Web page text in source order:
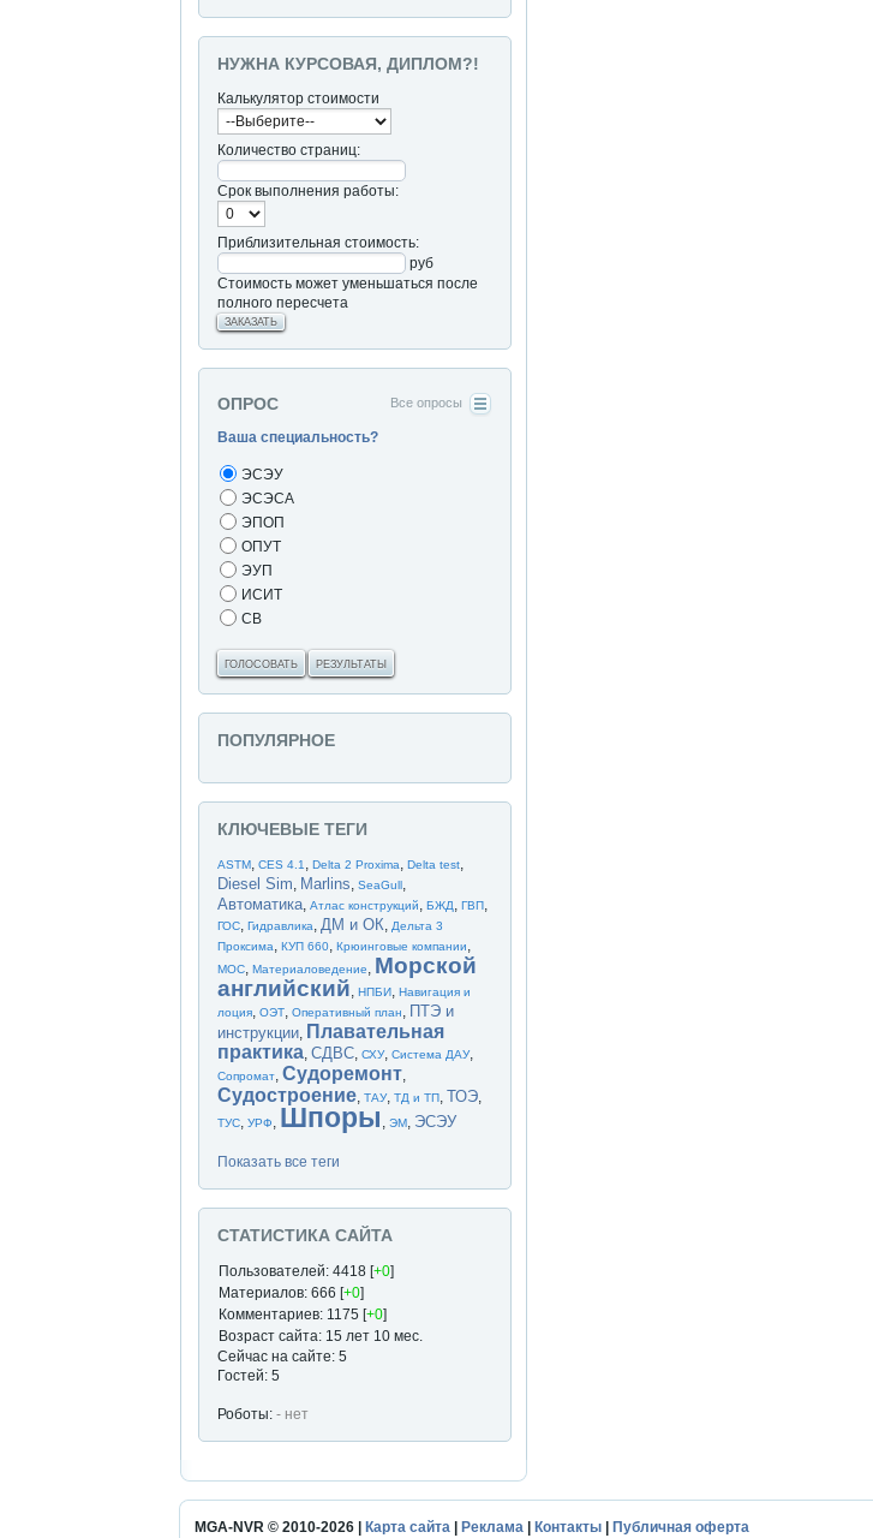
НУЖНА КУРСОВАЯ, ДИПЛОМ?!
Калькулятор стоимости
Количество страниц:
Срок выполнения работы:
Приблизительная стоимость:
руб
Стоимость может уменьшаться после
полного пересчета
ЗАКАЗАТЬ
ОПРОС Все опросы
Ваша специальность?
ЭСЭУ
ЭСЭСА
ЭПОП
ОПУТ
ЭУП
ИСИТ
СВ
ГОЛОСОВАТЬ РЕЗУЛЬТАТЫ
ПОПУЛЯРНОЕ
КЛЮЧЕВЫЕ ТЕГИ
ASTM, CES 4.1, Delta 2 Proxima, Delta test,
Diesel Sim, Marlins, SeaGull,
Автоматика, Атлас конструкций, БЖД, ГВП,
ГОС, Гидравлика, ДМ и ОК, Дельта 3
Проксима, КУП 660, Крюинговые компании,
МОС, Материаловедение, Морской
английский, НПБИ, Навигация и
лоция, ОЭТ, Оперативный план, ПТЭ и
инструкции, Плавательная
практика, СДВС, СХУ, Система ДАУ,
Сопромат, Судоремонт,
Судостроение, ТАУ, ТД и ТП, ТОЭ,
ТУС, УРФ, Шпоры , ЭМ, ЭСЭУ
Показать все теги
СТАТИСТИКА САЙТА
Пользователей: 4418 [+0]
Материалов: 666 [+0]
Комментариев: 1175 [+0]
Возраст сайта: 15 лет 10 мес.
Сейчас на сайте: 5
Гостей: 5
Роботы: - нет
MGA-NVR © 2010-2026 | Карта сайта Реклама Контакты Публичная оферта